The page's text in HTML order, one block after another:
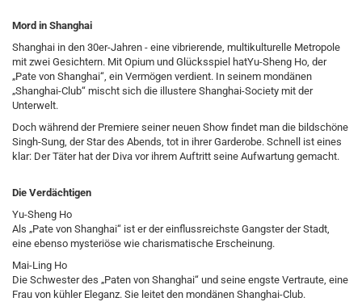
Mord in Shanghai
Shanghai in den 30er-Jahren - eine vibrierende, multikulturelle Metropole
mit zwei Gesichtern. Mit Opium und Glücksspiel hatYu-Sheng Ho, der
„Pate von Shanghai“, ein Vermögen verdient. In seinem mondänen
„Shanghai-Club“ mischt sich die illustere Shanghai-Society mit der
Unterwelt.
Doch während der Premiere seiner neuen Show findet man die bildschöne
Singh-Sung, der Star des Abends, tot in ihrer Garderobe. Schnell ist eines
klar: Der Täter hat der Diva vor ihrem Auftritt seine Aufwartung gemacht.
Die Verdächtigen
Yu-Sheng Ho
Als „Pate von Shanghai“ ist er der einflussreichste Gangster der Stadt,
eine ebenso mysteriöse wie charismatische Erscheinung.
Mai-Ling Ho
Die Schwester des „Paten von Shanghai“ und seine engste Vertraute, eine
Frau von kühler Eleganz. Sie leitet den mondänen Shanghai-Club.